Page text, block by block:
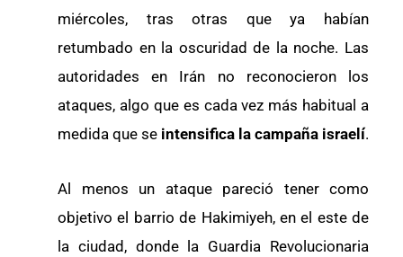
miércoles, tras otras que ya habían
retumbado en la oscuridad de la noche. Las
autoridades en Irán no reconocieron los
ataques, algo que es cada vez más habitual a
medida que se intensifica la campaña israelí.
Al menos un ataque pareció tener como
objetivo el barrio de Hakimiyeh, en el este de
la ciudad, donde la Guardia Revolucionaria